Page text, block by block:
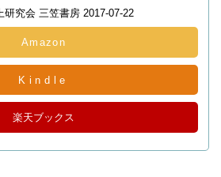
研究会 三笠書房 2017-07-22
Amazon
Kindle
楽天ブックス